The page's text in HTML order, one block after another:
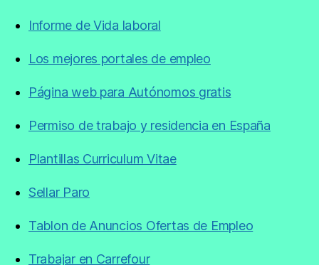
Informe de Vida laboral
Los mejores portales de empleo
Página web para Autónomos gratis
Permiso de trabajo y residencia en España
Plantillas Curriculum Vitae
Sellar Paro
Tablon de Anuncios Ofertas de Empleo
Trabajar en Carrefour